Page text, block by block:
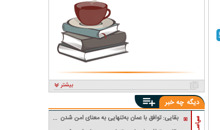
بیشتر
دیگه چه خبر
بقایی: توافق با عمان به‌تنهایی به معنای امن شدن
تنگه هرمز برای کشتی‌های عبوری نیست